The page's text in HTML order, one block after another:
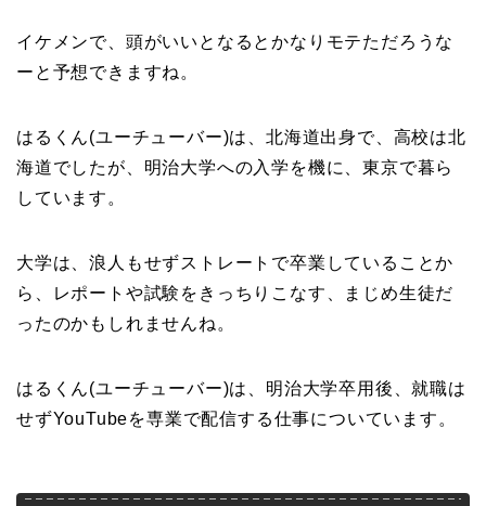
イケメンで、頭がいいとなるとかなりモテただろうな
ーと予想できますね。
はるくん(ユーチューバー)は、北海道出身で、高校は北
海道でしたが、明治大学への入学を機に、東京で暮ら
しています。
大学は、浪人もせずストレートで卒業していることか
ら、レポートや試験をきっちりこなす、まじめ生徒だ
ったのかもしれませんね。
はるくん(ユーチューバー)は、明治大学卒用後、就職は
せずYouTubeを専業で配信する仕事についています。